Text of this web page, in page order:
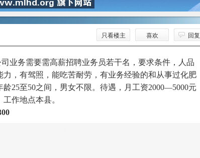
只看楼主 喜欢 回复
业务需要需高薪招聘业务员若干名，要求条件，人品
力，有驾照，能吃苦耐劳，有业务经验的和从事过化肥
25至50之间，男女不限。待遇，月工资2000—5000元
作地点本县。